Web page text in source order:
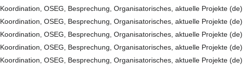
Koordination, OSEG, Besprechung, Organisatorisches, aktuelle Projekte (de)
Koordination, OSEG, Besprechung, Organisatorisches, aktuelle Projekte (de)
Koordination, OSEG, Besprechung, Organisatorisches, aktuelle Projekte (de)
Koordination, OSEG, Besprechung, Organisatorisches, aktuelle Projekte (de)
Koordination, OSEG, Besprechung, Organisatorisches, aktuelle Projekte (de)